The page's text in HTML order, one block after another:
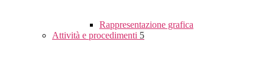
Rappresentazione grafica
Attività e procedimenti 5